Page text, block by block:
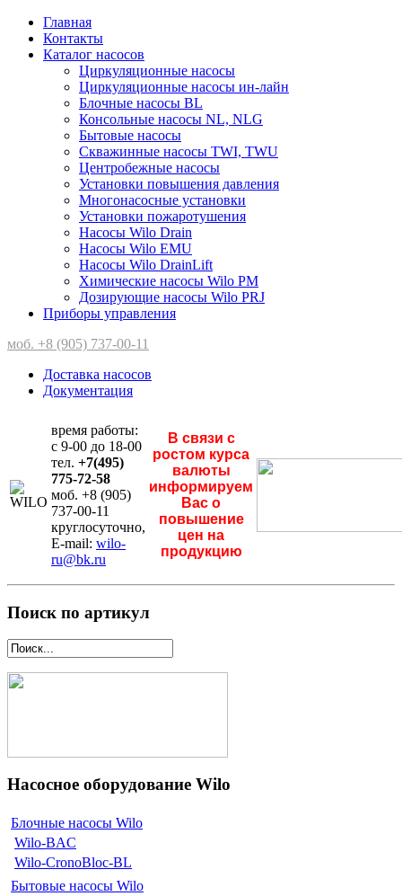
Главная
Контакты
Каталог насосов
Циркуляционные насосы
Циркуляционные насосы ин-лайн
Блочные насосы BL
Консольные насосы NL, NLG
Бытовые насосы
Скважинные насосы TWI, TWU
Центробежные насосы
Установки повышения давления
Многонасосные установки
Установки пожаротушения
Насосы Wilo Drain
Насосы Wilo EMU
Насосы Wilo DrainLift
Химические насосы Wilo PM
Дозирующие насосы Wilo PRJ
Приборы управления
моб. +8 (905) 737-00-11
Доставка насосов
Документация
время работы:
с 9-00 до 18-00
тел. +7(495)
775-72-58
моб. +8 (905)
737-00-11
круглосуточно,
E-mail: wilo-
ru@bk.ru
В связи с
ростом курса
валюты
информируем
Вас о
повышение
цен на
продукцию
Поиск по артикул
Насосное оборудование Wilo
Блочные насосы Wilo
Wilo-BAC
Wilo-CronoBloc-BL
Бытовые насосы Wilo